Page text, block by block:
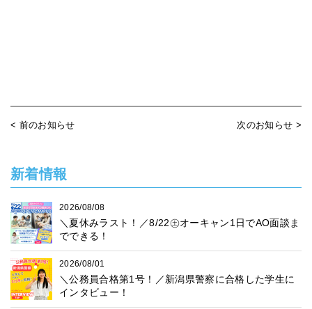
< 前のお知らせ 次のお知らせ >
新着情報
2026/08/08
＼夏休みラスト！／8/22㊏オーキャン1日でAO面談ま
でできる！
2026/08/01
＼公務員合格第1号！／新潟県警察に合格した学生に
インタビュー！